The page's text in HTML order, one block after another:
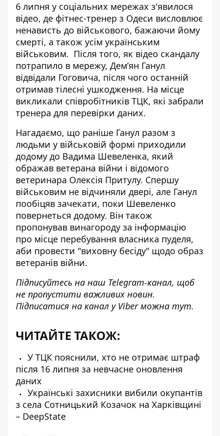
6 липня у соціальних мережах з'явилося
відео, де фітнес-тренер з Одеси висловлює
ненависть до військового, бажаючи йому
смерті, а також усім українським
військовим. Після того, як відео скандалу
потрапило в мережу, Дем’ян Ганул
відвідали Гоговича, після чого останній
отримав тілесні ушкодження. На місце
викликали співробітників ТЦК, які забрали
тренера для перевірки даних.
Нагадаємо, що раніше Ганул разом з
людьми у військовій формі приходили
додому до Вадима Шевеленка, який
ображав ветерана війни і відомого
ветеринара Олексія Притулу. Спершу
військовим не відчиняли двері, але Ганул
пообіцяв зачекати, поки Шевеленко
повернеться додому. Він також
пропонував винагороду за інформацію
про місце перебування власника пуделя,
аби провести "виховну бесіду" щодо образ
ветеранів війни.
Підписуйтесь на наш Telegram-канал, щоб
не пропустити важливих новин.
Підписатися на канал у Viber можна тут.
ЧИТАЙТЕ ТАКОЖ:
У ТЦК пояснили, хто не отримає штраф
після 16 липня за невчасне оновлення
даних
Українські захисники вибили окупантів
з села Сотницький Козачок на Харківщині
– DeepState